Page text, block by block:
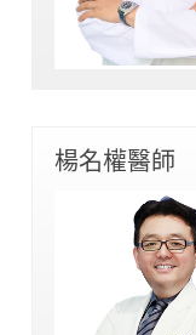
楊名權醫師